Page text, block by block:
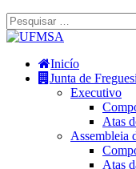
Pesquisar
por:
Inicío
Junta de
Executivo
Atas
Assembleia
Atas